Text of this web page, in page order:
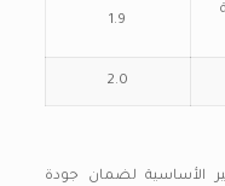
1.9
2.0
الأساسية لضمان جودة